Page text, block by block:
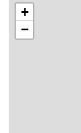
+
−